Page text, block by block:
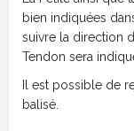
bien indiquées
suivre la direction
Tendon sera
Il est possible de
balisé.